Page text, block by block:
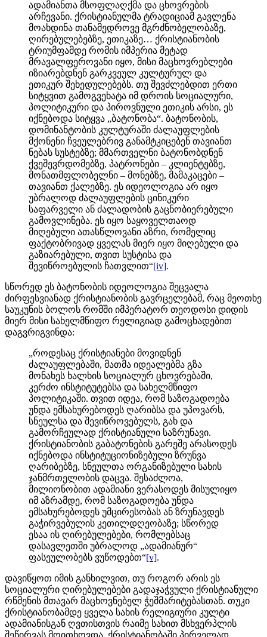
ადამიანთა მსოფლაღქმა და ცხოვრების
არჩევანი. ქრისტიანულმა ტრადიციამ გავლენა
მოახდინა თანამედროვე მგრძნობელობაზე,
ღირებულებებზე, ეთიკაზე… ქრისტიანობის
ტრიუმფამდე რომის იმპერია მეტად
მრავალფეროვანი იყო, მისი მაცხოვრებლები
იზიარებდნენ გარკვეულ კულტურულ და
ეთიკურ შეხედულებებს. თუ შევძლებდით ერთი
სიტყვით გამოგვეხატა იმ დროის სოციალური,
პოლიტიკური და პიროვნული ეთიკის არსი, ეს
იქნებოდა სიტყვა „ბატონობა“. ბატონობის,
დომინანტობის კულტურაში ძალაუფლების
მქონენი ჩვეულებრივ განამტკიცებენ თავიანთ
ნებას სუსტებზე; მმართველნი ბატონობდნენ
ქვეშევრდომებზე, პატრონები – კლიენტებზე,
მონათმფლობელნი – მონებზე, მამაკაცები –
თავიანთ ქალებზე. ეს იდეოლოგია არ იყო
უბრალოდ ძალაუფლების ცინიკური
საფარველი ან ძალადობის გაცნობიერებული
გამოვლინება. ეს იყო საყოველთაოდ
მიღებული ათასწლოვანი აზრი, რომელიც
ფაქტობრივად ყველას მიერ იყო მიღებული და
გაზიარებული, თვით სუსტისა და
შევიწროებულის ჩათვლით“[iv].
სწორედ ეს ბატონობის იდეოლოგია შეცვალა
ძირფესვიანად ქრისტიანობის გავრცელებამ, რაც მეოთხე
საუკუნის ბოლოს რომში იმპერატორ თეოდოსი დიდის
მიერ მისი სახელმწიფო რელიგიად გამოცხადებით
დაგვრიგვინდა:
„როდესაც ქრისტიანები მოვიდნენ
ძალაუფლებაში, მათმა იდეალებმა გზა
მონახეს ხალხის სოციალურ ცხოვრებაში,
კერძო ინსტიტუტებსა და სახელმწიფო
პოლიტიკაში. თვით იდეა, რომ საზოგადოება
უნდა ემსახურებოდეს ღარიბსა და უპოვარს,
სნეულსა და შევიწროვებულს, გახ და
გამორჩეულად ქრისტიანული საზრუნავი.
ქრისტიანობის გაბატონების გარეშე არასოდეს
იქნებოდა ინსტიტუციონიზებული ზრუნვა
ღარიბებზე, სნეულთა ორგანიზებული სახის
ჯანმრთელობის დაცვა. შესაძლოა,
მილიონობით ადამიანი ვერასოდეს მისულიყო
იმ აზრამდე, რომ საზოგადოება უნდა
ემსახურებოდეს უმცირესობას ან ზრუნავდეს
გაჭირვებულის კეთილდღეობაზე; სწორედ
ესაა ის ღირებულებები, რომლებსაც
დასავლეთში უბრალოდ „ადამიანურ“
ფასეულობებს ვუწოდებთ“[v].
დავიწყოთ იმის განხილვით, თუ როგორ არის ეს
სოციალური ღირებულებები გადაჯაჭვული ქრისტიანული
რწმენის მთავარ მაცხოვნებელ ჭეშმარიტებასთან. თუკი
ქრისტიანობამდე ყველა სახის რელიგიური კულტი
ადამიანისგან ღვთისთვის რაიმე სახით მსხვერპლის
შეწირვას მოითხოვდა, ქრისტიანობაში პირველად